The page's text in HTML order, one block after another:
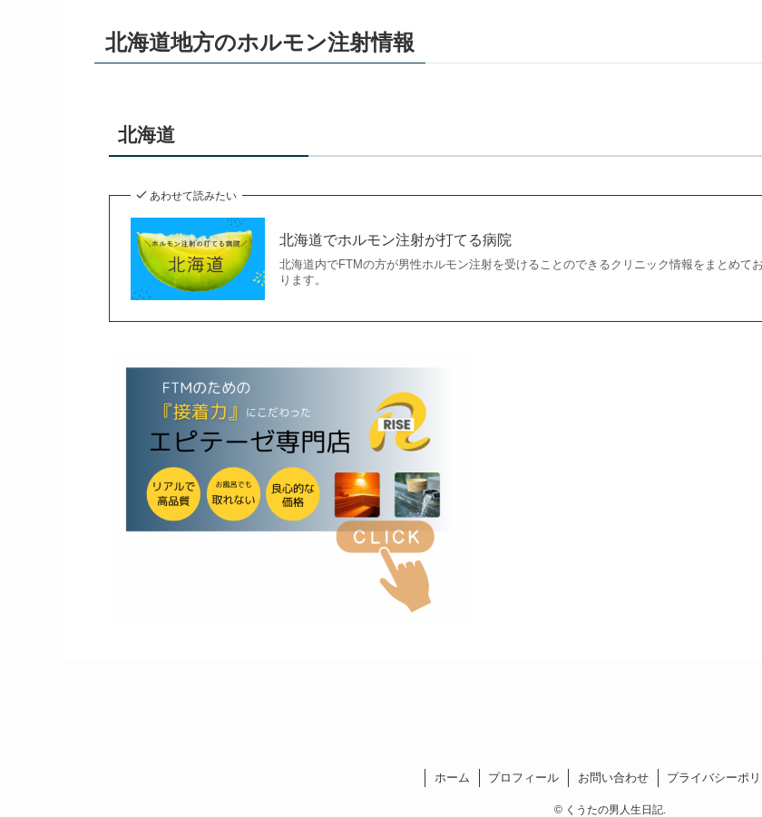
北海道地方のホルモン注射情報
北海道
あわせて読みたい
北海道でホルモン注射が打てる病院
北海道内でFTMの方が男性ホルモン注射を受けることのできるクリニック情報をまとめてお
ります。
ホーム プロフィール お問い合わせ プライバシーポ
©くうたの男人生日記.